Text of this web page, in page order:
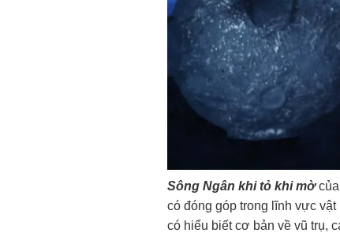
Sông Ngân khi tỏ khi mờ
có đóng góp trong lĩnh vực
có hiểu biết cơ bản về vũ trụ,